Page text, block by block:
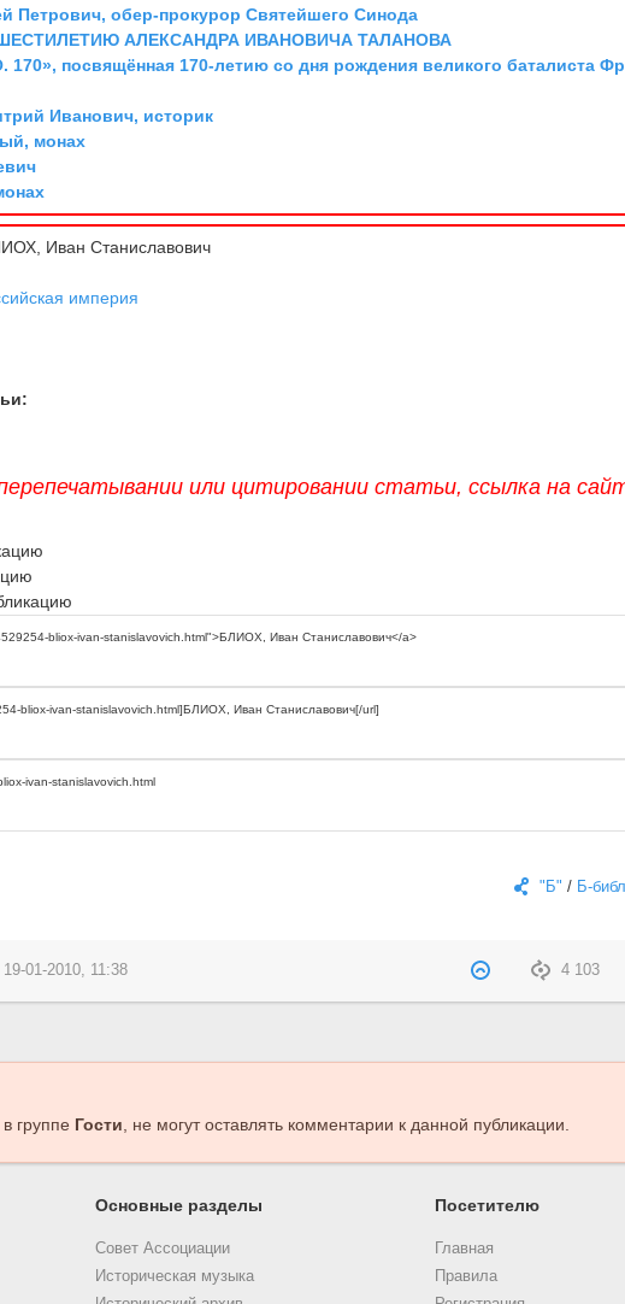
Петрович, обер-прокурор Святейшего Синода
АЛЕКСАНДРА ИВАНОВИЧА ТАЛАНОВА
170», посвящённая 170-летию со дня рождения великого баталиста
Иванович, историк
монах
Иван Станиславович
империя
или цитировании статьи, ссылка на
"Б" / Б-
4 103
19-01-2010, 11:38
группе Гости , не могут оставлять комментарии к данной публикации.
Основные разделы
Совет Ассоциации
Историческая музыка
Посетителю
Главная
Правила